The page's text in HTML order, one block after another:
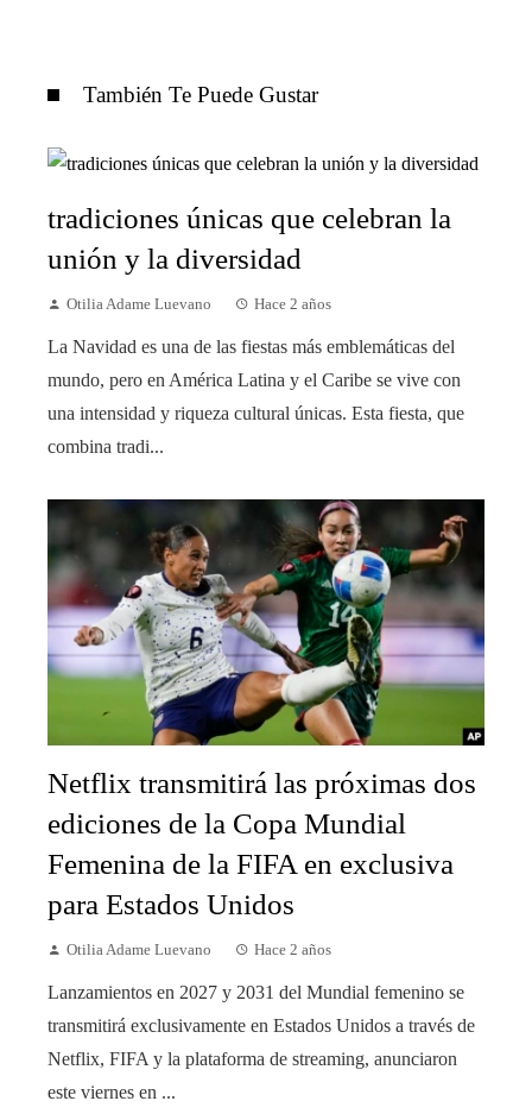
También Te Puede Gustar
tradiciones únicas que celebran la
unión y la diversidad
Otilia Adame Luevano Hace 2 años
La Navidad es una de las fiestas más emblemáticas del
mundo, pero en América Latina y el Caribe se vive con
una intensidad y riqueza cultural únicas. Esta fiesta, que
combina tradi...
Netflix transmitirá las próximas dos
ediciones de la Copa Mundial
Femenina de la FIFA en exclusiva
para Estados Unidos
Otilia Adame Luevano Hace 2 años
Lanzamientos en 2027 y 2031 del Mundial femenino se
transmitirá exclusivamente en Estados Unidos a través de
Netflix, FIFA y la plataforma de streaming, anunciaron
este viernes en ...